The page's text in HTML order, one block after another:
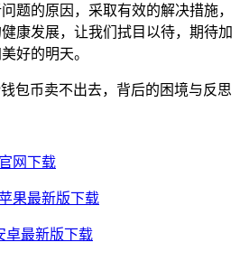
题的原因，采取有效的解决措施，
康发展，让我们拭目以待，期待加
好的明天。
包币卖不出去，背后的困境与反思
网下载
果最新版下载
卓最新版下载